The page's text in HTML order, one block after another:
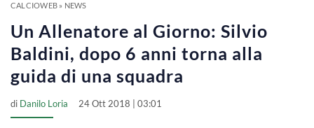
CALCIOWEB» NEWS
Un Allenatore al Giorno: Silvio
Baldini, dopo 6 anni torna alla
guida di una squadra
di Danilo Loria 24 Ott 2018 | 03:01